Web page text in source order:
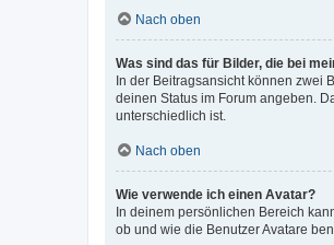
Nach oben
Was sind das für Bilder, die bei
In der Beitragsansicht können zwei
deinen Status im Forum angeben.
unterschiedlich ist.
Nach oben
Wie verwende ich einen Avatar?
In deinem persönlichen Bereich
ob und wie die Benutzer Avatare